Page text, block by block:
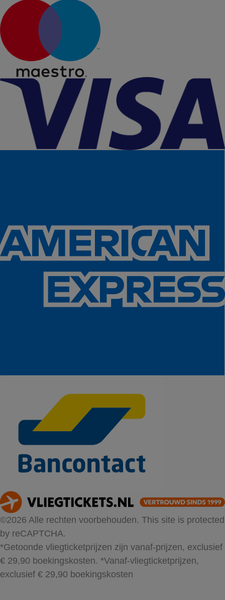
©2026 Alle rechten voorbehouden. This site is protected
by reCAPTCHA.
*Getoonde vliegticketprijzen zijn vanaf-prijzen, exclusief
€ 29,90 boekingskosten. *Vanaf-vliegticketprijzen,
exclusief € 29,90 boekingskosten